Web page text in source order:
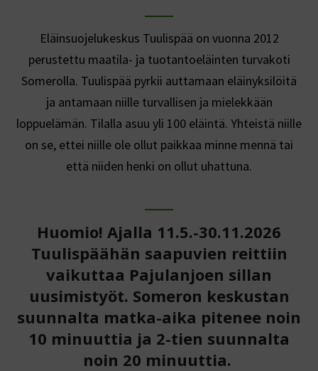
Eläinsuojelukeskus Tuulispää on vuonna 2012
perustettu maatila- ja tuotantoeläinten turvakoti
Somerolla. Tuulispää pyrkii auttamaan eläinyksilöitä
ja antamaan niille turvallisen ja mielekkään
loppuelämän. Tilalla asuu yli 100 eläintä. Yhteistä niille
on se, ettei niille ole ollut paikkaa minne mennä tai
että niiden henki on ollut uhattuna.
Huomio! Ajalla 11.5.-30.11.2026
Tuulispäähän saapuvien reittiin
vaikuttaa Pajulanjoen sillan
uusimistyöt. Someron keskustan
suunnalta matka-aika pitenee noin
10 minuuttia ja 2-tien suunnalta
noin 20 minuuttia.